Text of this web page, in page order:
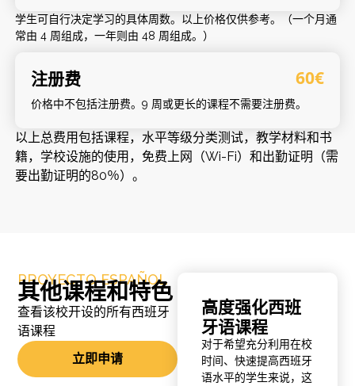
学生可自行决定学习的具体周数。以上价格仅供参考。（一个月通
常由 4 周组成，一年则由 48 周组成。）
注册费 60€
价格中不包括注册费。9 周或更长的课程不需要注册费。
以上总费用包括课程，水平等级分类测试，教学材料和书
籍，学校设施的使用，免费上网（Wi-Fi）和出勤证明（需
要出勤证明的80％）。
PROYECTO ESPAÑOL
其他课程和特色
查看该校开设的所有西班牙
语课程
立即申请
高度强化西班
牙语课程
对于希望充分利用在校
时间、快速提高西班牙
语水平的学生来说，这